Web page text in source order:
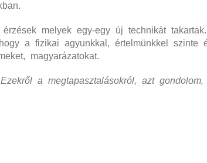
melyek egy-egy új technikát
a fizikai agyunkkal, értelmünkkel szinte
magyarázatokat.
a megtapasztalásokról, azt